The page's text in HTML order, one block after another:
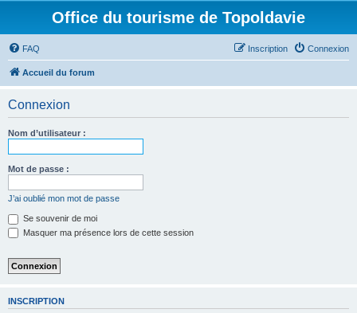
Office du tourisme de Topoldavie
FAQ Connexion
Inscription
Accueil du forum
Connexion
Nom d’utilisateur :
Mot de passe :
J’ai oublié mon mot de passe
Se souvenir de moi
Masquer ma présence lors de cette session
INSCRIPTION